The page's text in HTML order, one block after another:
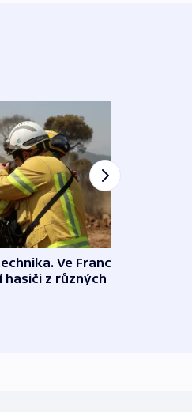
Ve Francii
z různých zemí